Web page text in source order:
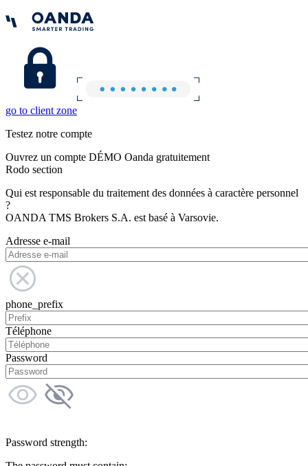
go to client zone
Testez notre compte
Ouvrez un compte DÉMO Oanda gratuitement
Rodo section
Qui est responsable du traitement des données à caractère personnel
?
OANDA TMS Brokers S.A. est basé à Varsovie.
Adresse e-mail
phone_prefix
Téléphone
Password
Password strength: